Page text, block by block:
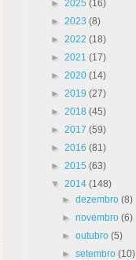
► 2025 (16)
► 2023 (8)
► 2022 (18)
► 2021 (17)
► 2020 (14)
► 2019 (27)
► 2018 (45)
► 2017 (59)
► 2016 (81)
► 2015 (63)
▼ 2014 (148)
►dezembro(8)
►novembro(6)
►outubro(5)
►setembro(10)